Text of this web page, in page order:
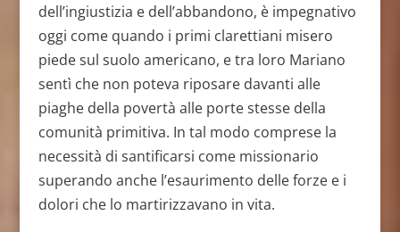
dell’ingiustizia e dell’abbandono, è impegnativo
oggi come quando i primi clarettiani misero
piede sul suolo americano, e tra loro Mariano
sentì che non poteva riposare davanti alle
piaghe della povertà alle porte stesse della
comunità primitiva. In tal modo comprese la
necessità di santificarsi come missionario
superando anche l’esaurimento delle forze e i
dolori che lo martirizzavano in vita.